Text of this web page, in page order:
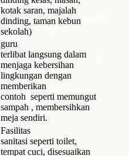
kotak saran, majalah
dinding, taman kebun
sekolah)
guru
terlibat langsung dalam
menjaga kebersihan
lingkungan dengan
memberikan
contoh seperti memungut
sampah , membersihkan
meja sendiri.
Fasilitas
sanitasi seperti toilet,
tempat cuci, disesuaikan